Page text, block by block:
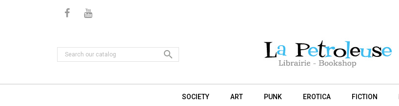

SOCIETY ART PUNK EROTICA FICTION